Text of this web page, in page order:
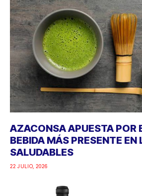
AZACONSA APUESTA POR
BEBIDA MÁS PRESENTE EN
SALUDABLES
22 JULIO, 2026